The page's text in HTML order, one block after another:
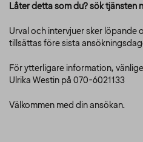
Låter detta som du? sök tjänsten
Urval och intervjuer sker löpande
tillsättas före sista
För ytterligare information,
Ulrika Westin på 070-6021133
Välkommen med din ansökan.